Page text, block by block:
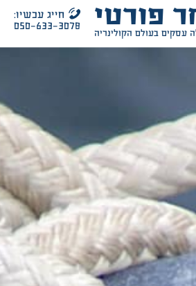
חייג עכשיו:
050-633-3078 פורטי
עסקים בעולם הקולינריה